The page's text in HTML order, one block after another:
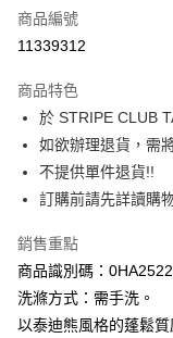
合作金庫商業銀行
上海商業儲蓄銀行
臺灣中小企業銀行
匯豐（台灣）商業銀行
聯邦商業銀行
元大商業銀行
玉山商業銀行
台灣樂天信用卡公司
超商取貨付款
LINE Pay
Apple Pay
街口支付
悠遊付
大哥付你分期
相關說明
【大哥付你分期使用說明
1.本服務由台灣大哥大
AFTEE先享後付
商品編號
11339312
商品特色
於 STRIPE CLUB
如欲辦理退貨，需
不提供單件退貨!!
訂購前請先詳讀購
銷售重點
商品識別碼：
洗滌方式：需手洗。
以泰迪熊風格的蓬鬆